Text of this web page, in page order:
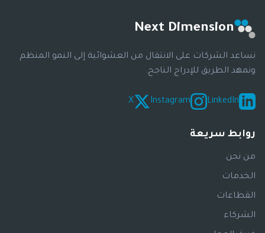
Next Dimension
نساعد الشركات على الانتقال من العشوائية إلى النمو المنظم
ونمهد الطريق للإدراج الناجح.
LinkedIn
Instagram
X
روابط سريعة
من نحن
الخدمات
القطاعات
الشركاء